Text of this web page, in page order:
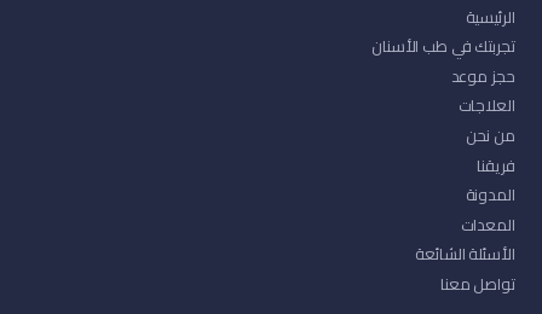
الرئيسية
تجربتك في طب الأسنان
حجز موعد
العلاجات
من نحن
فريقنا
المدونة
المعدات
الأسئلة الشائعة
تواصل معنا